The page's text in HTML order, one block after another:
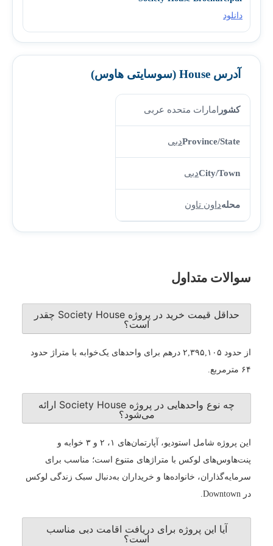
دانلود
آدرس House (سوسایتی هاوس)
کشورامارات متحده عربی
Province/Stateدبی
City/Townدبی
محلهداون تاون
سوالات متداول
حداقل قیمت خرید در پروژه Society House چقدر
است؟
از حدود ۲,۳۹۵,۱۰۵ درهم برای واحدهای یک‌خوابه با متراژ حدود
۶۴ مترمربع.
چه نوع واحدهایی در پروژه Society House ارائه
می‌شود؟
این پروژه شامل استودیو، آپارتمان‌های ۱، ۲ و ۳ خوابه و
پنت‌هاوس‌های لوکس با متراژهای متنوع است؛ مناسب برای
سرمایه‌گذاران، خانواده‌ها و خریداران به‌دنبال سبک زندگی لوکس
در Downtown.
آیا این پروژه برای دریافت اقامت دبی مناسب
است؟